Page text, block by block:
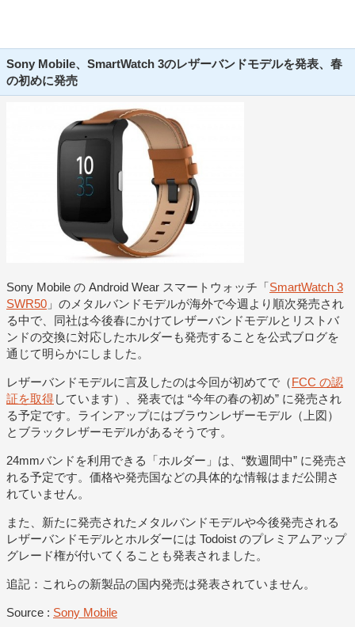
Sony Mobile、SmartWatch 3のレザーバンドモデルを発表、春
の初めに発売
Sony Mobile の Android Wear スマートウォッチ「SmartWatch 3
SWR50 」のメタルバンドモデルが海外で今週より順次発売され
る中で、同社は今後春にかけてレザーバンドモデルとリストバ
ンドの交換に対応したホルダーも発売することを公式ブログを
通じて明らかにしました。
レザーバンドモデルに言及したのは今回が初めてで（FCC の認
証を取得しています）、発表では “今年の春の初め” に発売され
る予定です。ラインアップにはブラウンレザーモデル（上図）
とブラックレザーモデルがあるそうです。
24mmバンドを利用できる「ホルダー」は、“数週間中” に発売さ
れる予定です。価格や発売国などの具体的な情報はまだ公開さ
れていません。
また、新たに発売されたメタルバンドモデルや今後発売される
レザーバンドモデルとホルダーには Todoist のプレミアムアップ
グレード権が付いてくることも発表されました。
追記：これらの新製品の国内発売は発表されていません。
Source : Sony Mobile